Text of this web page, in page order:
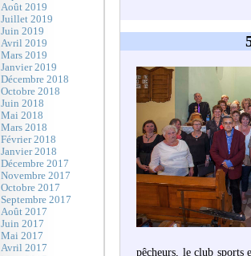
Août 2019
Juillet 2019
Juin 2019
Avril 2019
Mars 2019
Janvier 2019
Décembre 2018
Octobre 2018
Juin 2018
Mai 2018
Mars 2018
Février 2018
Janvier 2018
Décembre 2017
Novembre 2017
Octobre 2017
Septembre 2017
Août 2017
Juin 2017
Mai 2017
Avril 2017
pêcheurs, le club sports